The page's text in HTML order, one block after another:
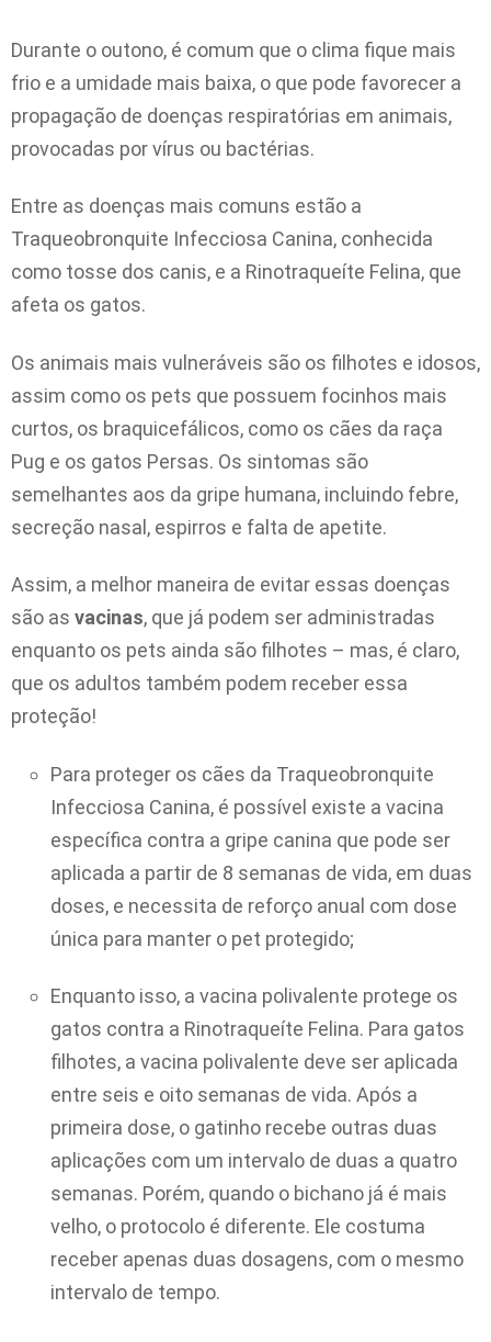
Durante o outono, é comum que o clima fique mais
frio e a umidade mais baixa, o que pode favorecer a
propagação de doenças respiratórias em animais,
provocadas por vírus ou bactérias.
Entre as doenças mais comuns estão a
Traqueobronquite Infecciosa Canina, conhecida
como tosse dos canis, e a Rinotraqueíte Felina, que
afeta os gatos.
Os animais mais vulneráveis são os filhotes e idosos,
assim como os pets que possuem focinhos mais
curtos, os braquicefálicos, como os cães da raça
Pug e os gatos Persas. Os sintomas são
semelhantes aos da gripe humana, incluindo febre,
secreção nasal, espirros e falta de apetite.
Assim, a melhor maneira de evitar essas doenças
são as vacinas, que já podem ser administradas
enquanto os pets ainda são filhotes – mas, é claro,
que os adultos também podem receber essa
proteção!
Para proteger os cães da Traqueobronquite
Infecciosa Canina, é possível existe a vacina
específica contra a gripe canina que pode ser
aplicada a partir de 8 semanas de vida, em duas
doses, e necessita de reforço anual com dose
única para manter o pet protegido;
Enquanto isso, a vacina polivalente protege os
gatos contra a Rinotraqueíte Felina. Para gatos
filhotes, a vacina polivalente deve ser aplicada
entre seis e oito semanas de vida. Após a
primeira dose, o gatinho recebe outras duas
aplicações com um intervalo de duas a quatro
semanas. Porém, quando o bichano já é mais
velho, o protocolo é diferente. Ele costuma
receber apenas duas dosagens, com o mesmo
intervalo de tempo.